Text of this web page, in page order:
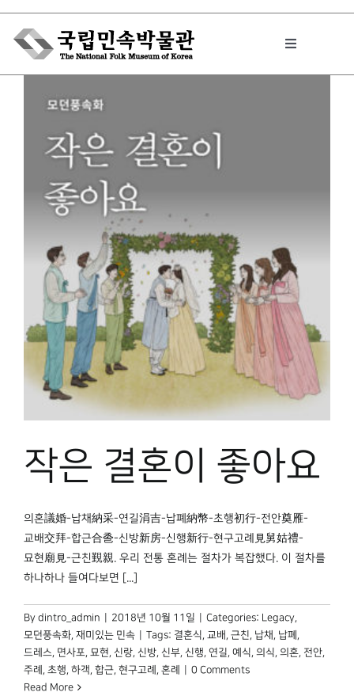
Skip
content
Toggle
박물관에서는
민속이야기
원문보기 PDF
박물관 홈페이지
작은 결혼이 좋아요
의혼議婚-납채納采-연길涓吉-납폐納幣-초행初行-전안奠雁-
교배交拜-합근合巹-신방新房-신행新行-현구고례見舅姑禮-
묘현廟見-근친覲親. 우리 전통 혼례는 절차가 복잡했다. 이 절차를
하나하나 들여다보면 [...]
By dintro_admin 2018년 10월 11일 Categories: Legacy,
모던풍속화, 재미있는 민속 Tags: 결혼식, 교배 , 근친, 납채 , 납폐 ,
드레스, 면사포, 묘현, 신랑, 신방, 신부, 신행, 연길, 예식, 의식, 의혼, 전안,
주례 , 초행, 하객, 합근, 현구고례 , 혼례
0 Comments
Read More